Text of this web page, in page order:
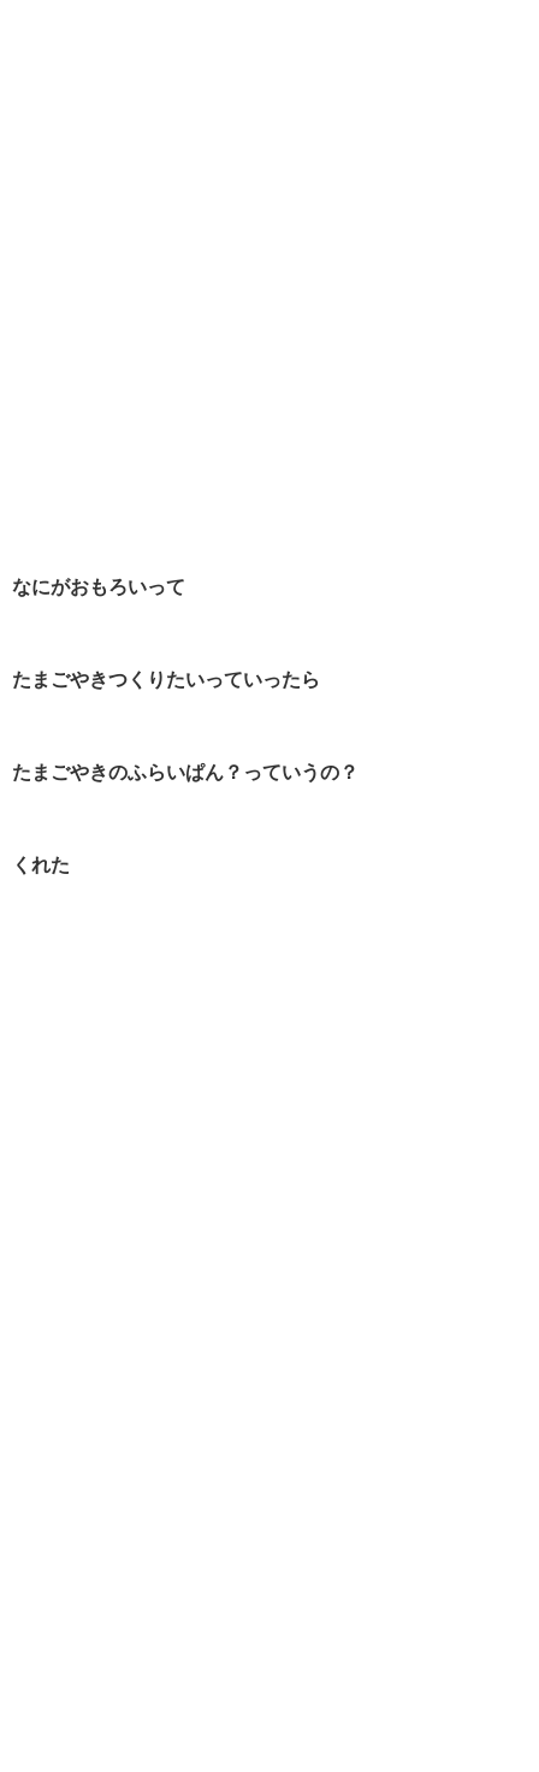
なにがおもろいって
たまごやきつくりたいっていったら
たまごやきのふらいぱん？っていうの？
くれた